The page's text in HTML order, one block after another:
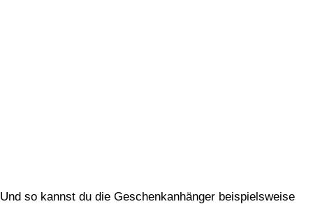
Und so kannst du die Geschenkanhänger beispielsweise